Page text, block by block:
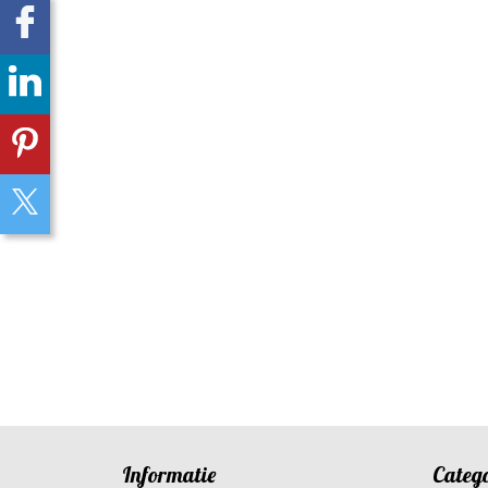
Informatie